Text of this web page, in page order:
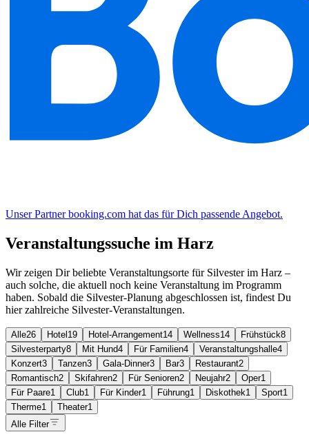
Unser Partner booking.com hat das für Dich passende Angebot.
Veranstaltungssuche im Harz
Wir zeigen Dir beliebte Veranstaltungsorte für Silvester im Harz –
auch solche, die aktuell noch keine Veranstaltung im Programm
haben. Sobald die Silvester-Planung abgeschlossen ist, findest Du
hier zahlreiche Silvester-Veranstaltungen.
Alle26 Hotel 19 Hotel-Arrangement14 Wellness14 Frühstück8
Silvesterparty8 Mit Hund4 Für Familien4 Veranstaltungshalle4
Konzert3 Tanzen3 Gala-Dinner3 Bar3 Restaurant2
Romantisch2 Skifahren2 Für Senioren2 Neujahr2 Oper1
Für Paare1 Club1 Für Kinder1 Führung1 Diskothek1 Sport1
Therme1 Theater1
Alle Filter